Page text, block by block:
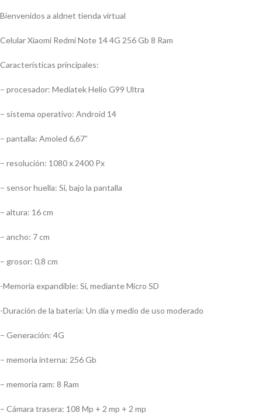
Bienvenidos a aldnet tienda virtual
Celular Xiaomi Redmi Note 14 4G 256 Gb 8 Ram
Características principales:
– procesador: Mediatek Helio G99 Ultra
– sistema operativo: Android 14
– pantalla: Amoled 6,67”
– resolución: 1080 x 2400 Px
– sensor huella: Si, bajo la pantalla
– altura: 16 cm
– ancho: 7 cm
– grosor: 0,8 cm
-Memoria expandible: Si, mediante Micro SD
-Duración de la batería: Un día y medio de uso moderado
– Generación: 4G
– memoria interna: 256 Gb
– memoria ram: 8 Ram
– Cámara trasera: 108 Mp + 2 mp + 2 mp